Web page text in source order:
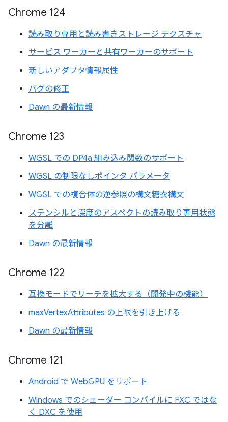
Chrome 124
読み取り専用と読み書きストレージ テクスチャ
サービス ワーカーと共有ワーカーのサポート
新しいアダプタ情報属性
バグの修正
Dawn の最新情報
Chrome 123
WGSL での DP4a 組み込み関数のサポート
WGSL の制限なしポインタ パラメータ
WGSL での複合体の逆参照の構文糖衣構文
ステンシルと深度のアスペクトの読み取り専用状態
を分離
Dawn の最新情報
Chrome 122
互換モードでリーチを拡大する（開発中の機能）
maxVertexAttributes の上限を引き上げる
Dawn の最新情報
Chrome 121
Android で WebGPU をサポート
Windows でのシェーダー コンパイルに FXC ではな
く DXC を使用